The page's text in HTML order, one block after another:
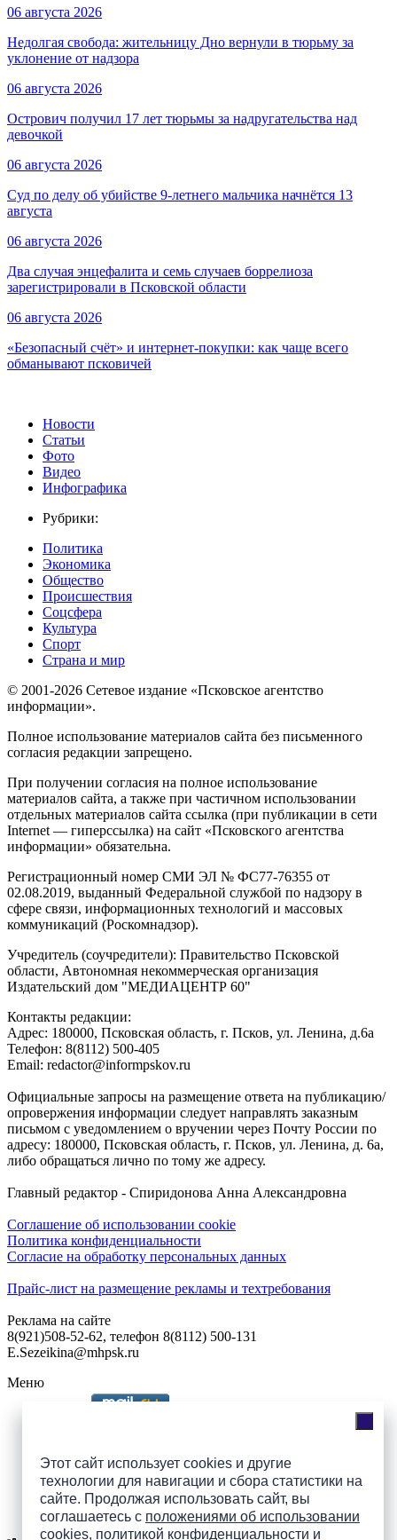
Этот сайт использует cookies и другие
технологии для навигации и сбора статистики на
сайте. Продолжая использовать сайт, вы
соглашаетесь с положениями об использовании
cookies, политикой конфиденциальности и
06 августа 2026
Недолгая свобода: жительницу Дно вернули в тюрьму за
уклонение от надзора
06 августа 2026
Острович получил 17 лет тюрьмы за надругательства над
девочкой
06 августа 2026
Суд по делу об убийстве 9-летнего мальчика начнётся 13
августа
06 августа 2026
Два случая энцефалита и семь случаев боррелиоза
зарегистрировали в Псковской области
06 августа 2026
«Безопасный счёт» и интернет-покупки: как чаще всего
обманывают псковичей
Новости
Статьи
Фото
Видео
Инфографика
Рубрики:
Политика
Экономика
Общество
Происшествия
Соцсфера
Культура
Спорт
Страна и мир
© 2001-2026 Сетевое издание «Псковское агентство
информации».
Полное использование материалов сайта без письменного
согласия редакции запрещено.
При получении согласия на полное использование
материалов сайта, а также при частичном использовании
отдельных материалов сайта ссылка (при публикации в сети
Internet — гиперссылка) на сайт «Псковского агентства
информации» обязательна.
Регистрационный номер СМИ ЭЛ № ФС77-76355 от
02.08.2019, выданный Федеральной службой по надзору в
сфере связи, информационных технологий и массовых
коммуникаций (Роскомнадзор).
Учредитель (соучредители): Правительство Псковской
области, Автономная некоммерческая организация
Издательский дом "МЕДИАЦЕНТР 60"
Контакты редакции:
Адреc: 180000, Псковская область, г. Псков, ул. Ленина, д.6а
Телефон: 8(8112) 500-405
Email: redactor@informpskov.ru
Официальные запросы на размещение ответа на публикацию/
опровержения информации следует направлять заказным
письмом с уведомлением о вручении через Почту России по
адресу: 180000, Псковская область, г. Псков, ул. Ленина, д. 6а,
либо обращаться лично по тому же адресу.
Главный редактор - Спиридонова Анна Александровна
Соглашение об использовании cookie
Политика конфиденциальности
Согласие на обработку персональных данных
Прайс-лист на размещение рекламы и техтребования
Реклама на сайте
8(921)508-52-62, телефон 8(8112) 500-131
E.Sezeikina@mhpsk.ru
Меню
Подпишись на группы
ПАИ в соцсетях!